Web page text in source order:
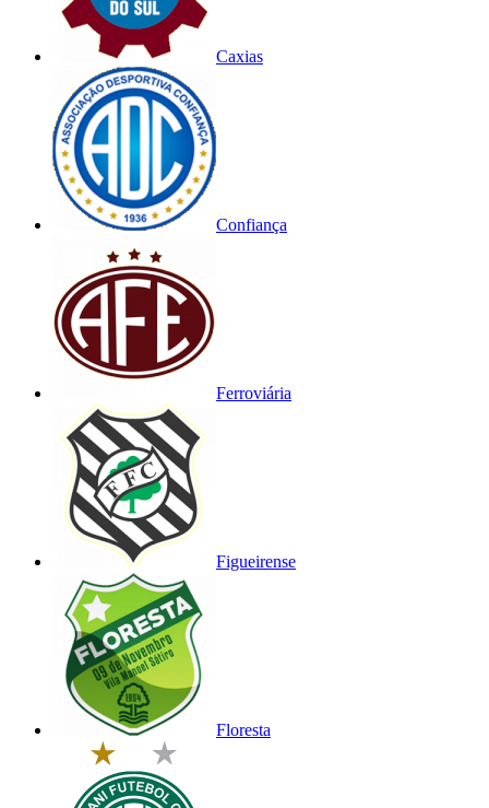
Caxias
Confiança
Ferroviária
Figueirense
Floresta